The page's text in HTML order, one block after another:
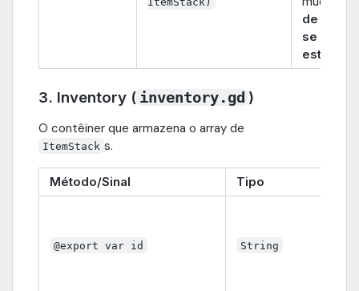
de slot
se
este
3. Inventory ( inventory.gd )
O contêiner que armazena o array de
ItemStack s.
Método/Sinal Tipo
@export var id String